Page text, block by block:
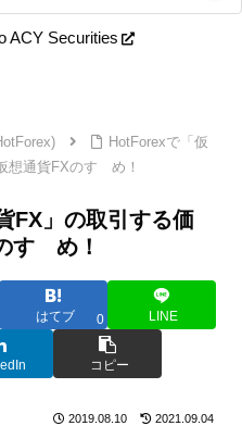
ACY Securities
HotForexで「仮
通貨FXのすゝめ！
FX」の取引する価
すゝめ！
はてブ 0 LINE
コピー
2019.08.10 2021.09.04